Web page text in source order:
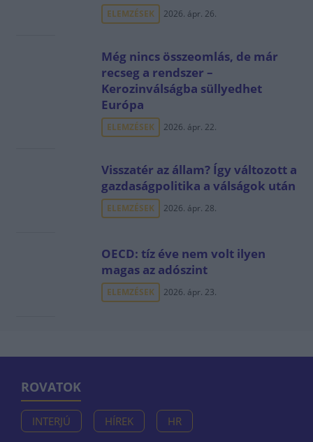
ELEMZÉSEK 2026. ápr. 26.
Még nincs összeomlás, de már
recseg a rendszer –
Kerozinválságba süllyedhet
Európa
ELEMZÉSEK 2026. ápr. 22.
Visszatér az állam? Így változott a
gazdaságpolitika a válságok után
ELEMZÉSEK 2026. ápr. 28.
OECD: tíz éve nem volt ilyen
magas az adószint
ELEMZÉSEK 2026. ápr. 23.
ROVATOK
INTERJÚ HÍREK HR